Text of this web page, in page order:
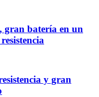
gran batería en un
y gran